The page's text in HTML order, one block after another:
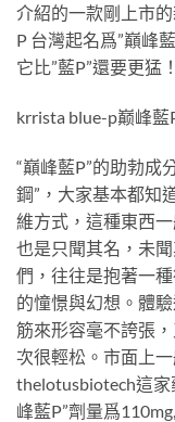
介紹的一款剛上市
P 台灣起名爲”巔峰
它比”藍P”還要更猛！
krrista blue-p巅峰藍
“巔峰藍P”的助勃成
鋼”，大家基本都知
維方式，這種東西
也是只聞其名，未
們，往往是抱著一
的憧憬與幻想。體
筋來形容毫不誇張
次很輕松。市面上
thelotusbiotech這家
峰藍P”劑量爲